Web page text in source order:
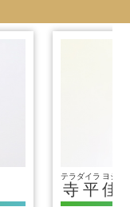
寺平
テラダイラ
佳
ヨシヒ